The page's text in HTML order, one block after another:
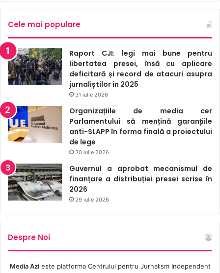
Cele mai populare
Raport CJI: legi mai bune pentru
libertatea presei, însă cu aplicare
deficitară și record de atacuri asupra
jurnaliștilor în 2025
31 iulie 2026
Organizațiile de media cer
Parlamentului să mențină garanțiile
anti-SLAPP în forma finală a proiectului
de lege
30 iulie 2026
Guvernul a aprobat mecanismul de
finanțare a distribuției presei scrise în
2026
29 iulie 2026
Despre Noi
Media Azieste platforma Centrului pentru Jurnalism Independent